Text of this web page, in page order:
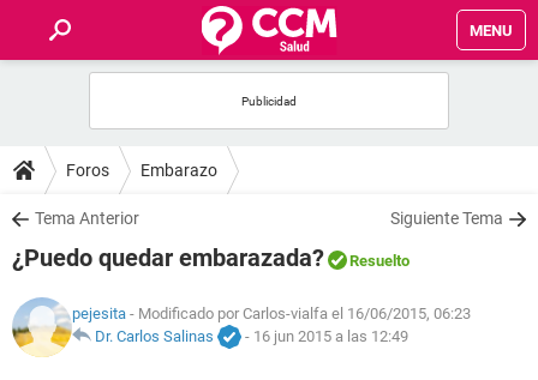
MENU
FOROS
SALUD
FAMILIA
NUTRICIÓN
Foros Embarazo
Tema Anterior Siguiente Tema
¿Puedo quedar embarazada? Resuelto
pejesita - Modificado por Carlos-vialfa el 16/06/2015, 06:23
Dr. Carlos Salinas
- 16 jun 2015 a las 12:49